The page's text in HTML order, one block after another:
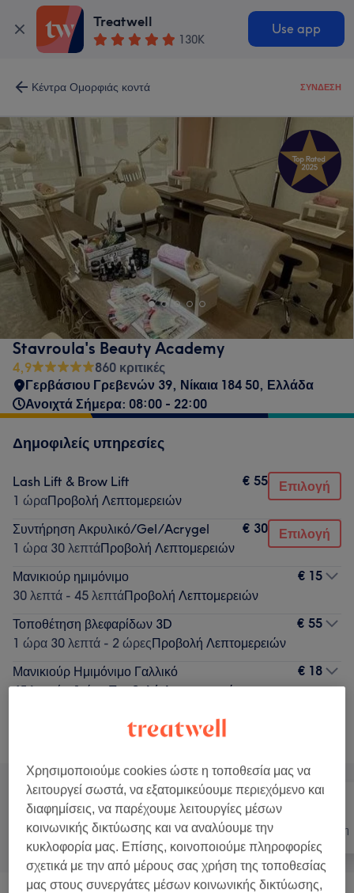
Treatwell
130K
Use app
Κέντρα Ομορφιάς κοντά ΣΎΝΔΕΣΗ
Stavroula's Beauty Academy
4,9
860 κριτικές
Γερβάσιου Γρεβενών 39, Νίκαια 184 50, Ελλάδα
Ανοιχτά Σήμερα: 08:00 - 22:00
Δημοφιλείς υπηρεσίες
Lash Lift & Brow Lift
1 ώραΠροβολή Λεπτομερειών
€ 55 Επιλογή
Συντήρηση Ακρυλικό/Gel/Acrygel
1 ώρα 30 λεπτάΠροβολή Λεπτομερειών
€ 30 Επιλογή
Μανικιούρ ημιμόνιμο
30 λεπτά - 45 λεπτάΠροβολή Λεπτομερειών
€ 15
Τοποθέτηση βλεφαρίδων 3D
1 ώρα 30 λεπτά - 2 ώρεςΠροβολή Λεπτομερειών
€ 55
Μανικιούρ Ημιμόνιμο Γαλλικό
45 λεπτά - 1 ώραΠροβολή Λεπτομερειών
€ 18
Αναζήτηση υπηρεσιών
Όλα Νύχια Αποτρίχωση
Χρησιμοποιούμε cookies ώστε η τοποθεσία μας να
λειτουργεί σωστά, να εξατομικεύουμε περιεχόμενο και
διαφημίσεις, να παρέχουμε λειτουργίες μέσων
κοινωνικής δικτύωσης και να αναλύουμε την
κυκλοφορία μας. Επίσης, κοινοποιούμε πληροφορίες
σχετικά με την από μέρους σας χρήση της τοποθεσίας
μας στους συνεργάτες μέσων κοινωνικής δικτύωσης,